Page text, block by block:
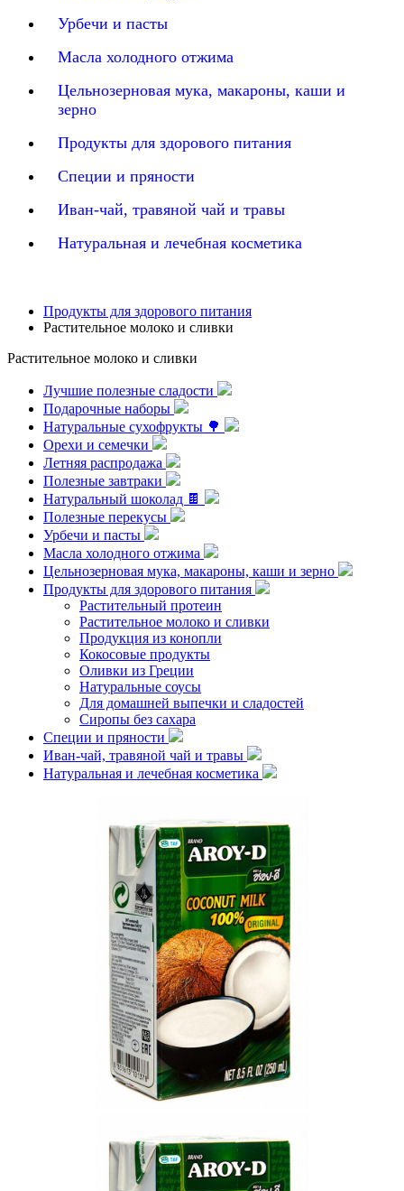
Урбечи и пасты
Масла холодного отжима
Цельнозерновая мука, макароны, каши и
зерно
Продукты для здорового питания
Специи и пряности
Иван-чай, травяной чай и травы
Натуральная и лечебная косметика
Продукты для здорового питания
Растительное молоко и сливки
Растительное молоко и сливки
Лучшие полезные сладости
Подарочные наборы
Натуральные сухофрукты 🌳
Орехи и семечки
Летняя распродажа
Полезные завтраки
Натуральный шоколад 🍫
Полезные перекусы
Урбечи и пасты
Масла холодного отжима
Цельнозерновая мука, макароны, каши и зерно
Продукты для здорового питания
Растительный протеин
Растительное молоко и сливки
Продукция из конопли
Кокосовые продукты
Оливки из Греции
Натуральные соусы
Для домашней выпечки и сладостей
Сиропы без сахара
Специи и пряности
Иван-чай, травяной чай и травы
Натуральная и лечебная косметика